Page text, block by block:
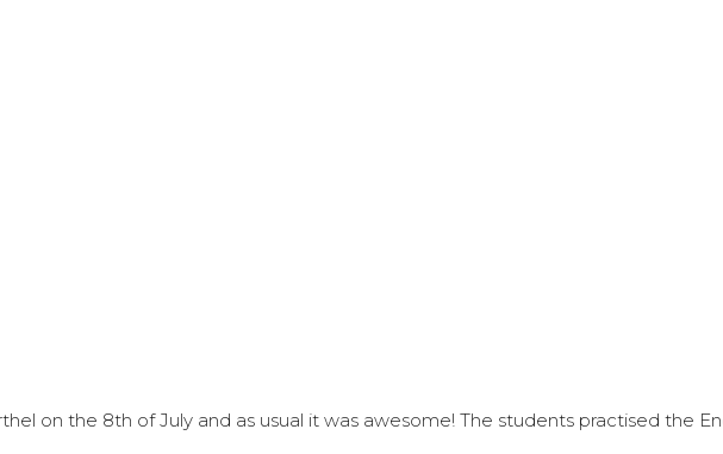
on the 8th of July and as usual it was awesome! The students practised the